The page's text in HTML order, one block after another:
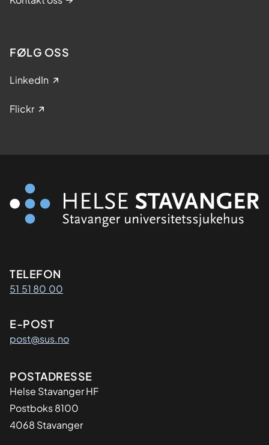
FØLG OSS
LinkedIn
Flickr
Kontaktinformasjon
TELEFON
51 51 80 00
E-POST
post@sus.no
Adresse
POSTADRESSE
Helse Stavanger HF
Postboks 8100
4068 Stavanger